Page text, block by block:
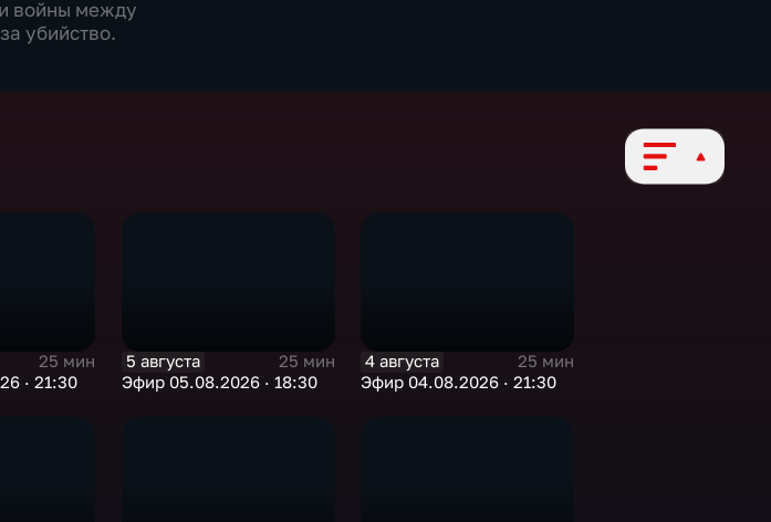
войны между
убийство.
25 мин
· 21:30
5 августа
25 мин
Эфир 05.08.2026 · 18:30
4 августа
25 мин
Эфир 04.08.2026 · 21:30